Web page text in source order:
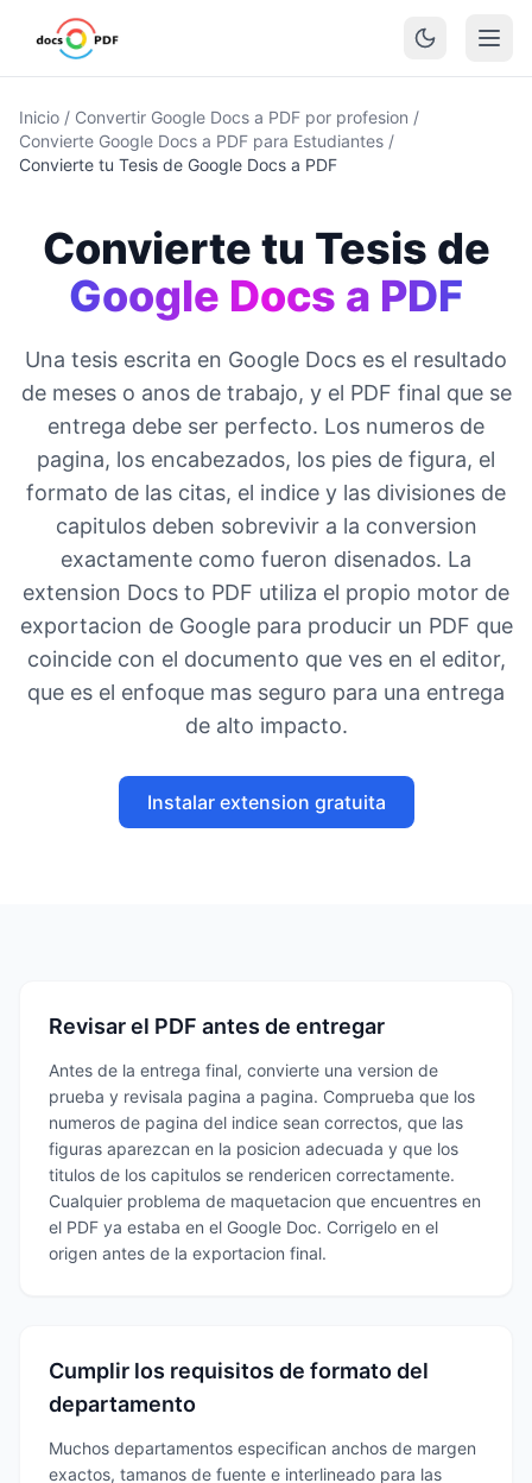
Inicio / Convertir Google Docs a PDF por profesion /
Convierte Google Docs a PDF para Estudiantes /
Convierte tu Tesis de Google Docs a PDF
Convierte tu Tesis de
Google Docs a PDF
Una tesis escrita en Google Docs es el resultado
de meses o anos de trabajo, y el PDF final que se
entrega debe ser perfecto. Los numeros de
pagina, los encabezados, los pies de figura, el
formato de las citas, el indice y las divisiones de
capitulos deben sobrevivir a la conversion
exactamente como fueron disenados. La
extension Docs to PDF utiliza el propio motor de
exportacion de Google para producir un PDF que
coincide con el documento que ves en el editor,
que es el enfoque mas seguro para una entrega
de alto impacto.
Instalar extension gratuita
Revisar el PDF antes de entregar
Antes de la entrega final, convierte una version de
prueba y revisala pagina a pagina. Comprueba que los
numeros de pagina del indice sean correctos, que las
figuras aparezcan en la posicion adecuada y que los
titulos de los capitulos se rendericen correctamente.
Cualquier problema de maquetacion que encuentres en
el PDF ya estaba en el Google Doc. Corrigelo en el
origen antes de la exportacion final.
Cumplir los requisitos de formato del
departamento
Muchos departamentos especifican anchos de margen
exactos, tamanos de fuente e interlineado para las